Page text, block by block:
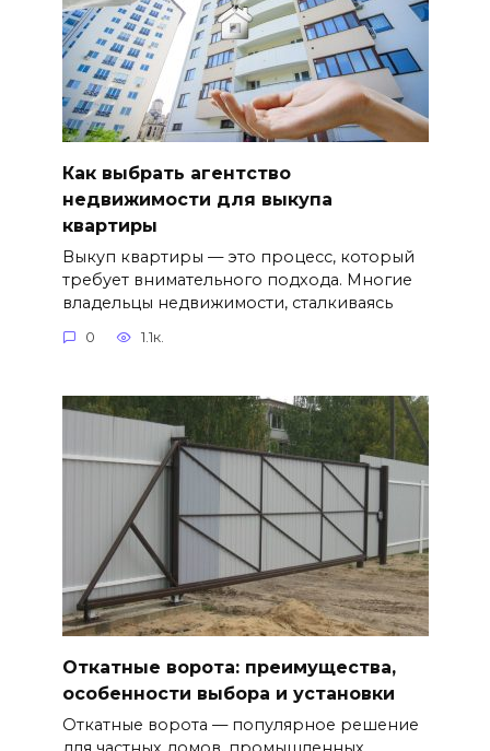
Как выбрать агентство
недвижимости для выкупа
квартиры
Выкуп квартиры — это процесс, который
требует внимательного подхода. Многие
владельцы недвижимости, сталкиваясь
0 1.1к.
Откатные ворота: преимущества,
особенности выбора и установки
Откатные ворота — популярное решение